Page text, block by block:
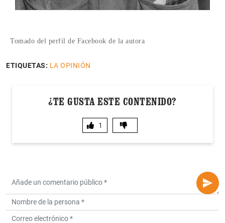
Tomado del perfil de Facebook de la autora
ETIQUETAS: LA OPINIÓN
¿TE GUSTA ESTE CONTENIDO?
1